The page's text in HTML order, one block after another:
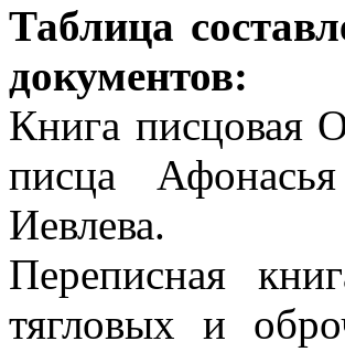
Таблица
документов:
Книга писцовая
писца
Иевлева.
Переписная
тягловых и